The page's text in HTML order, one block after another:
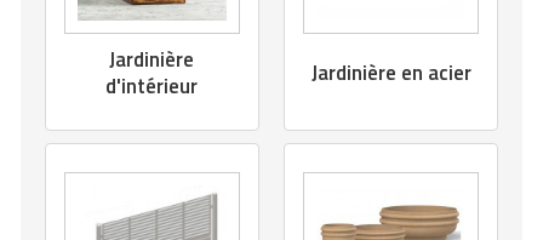
Jardinière
d'intérieur
Jardinière en acier